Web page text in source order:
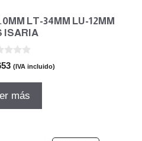
LT-34MM LU-12MM
ISARIA
El
actual
(IVA incluido)
más